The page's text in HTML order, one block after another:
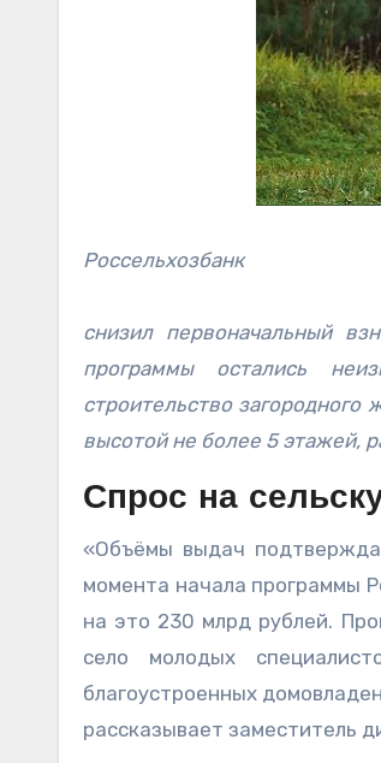
Россельхозбанк
снизил первоначальный
программы остались
строительство
высотой не более 5 этажей,
Спрос на
«Объёмы выдач
момента начала программы
на это 230 млрд рублей.
село молодых
благоустроенных
рассказывает заместитель